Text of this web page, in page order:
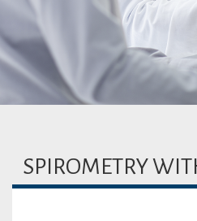
SPIROMETRY